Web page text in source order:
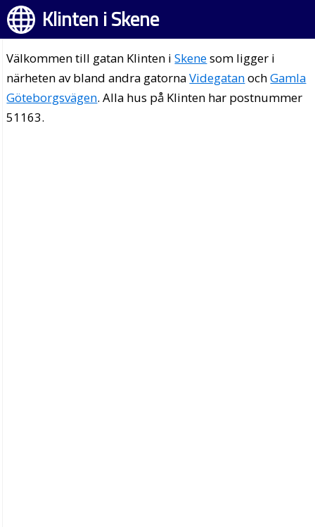
Klinten i Skene
Välkommen till gatan Klinten iSkenesom ligger i
närheten av bland andra gatornaVidegatanochGamla
Göteborgsvägen. Alla hus på Klinten har postnummer
51163.